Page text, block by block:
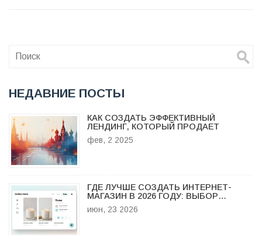
НЕДАВНИЕ ПОСТЫ
КАК СОЗДАТЬ ЭФФЕКТИВНЫЙ
ЛЕНДИНГ, КОТОРЫЙ ПРОДАЕТ
фев, 2 2025
ГДЕ ЛУЧШЕ СОЗДАТЬ ИНТЕРНЕТ-
МАГАЗИН В 2026 ГОДУ: ВЫБОР
ПЛАТФОРМЫ
июн, 23 2026